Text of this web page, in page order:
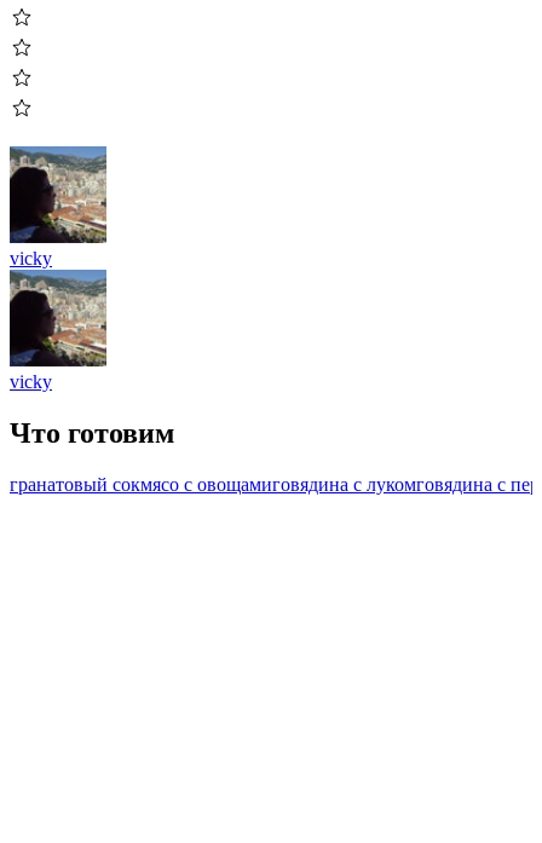
vicky
vicky
Что готовим
гранатовый сокмясо с овощамиговядина с лукомговядина с